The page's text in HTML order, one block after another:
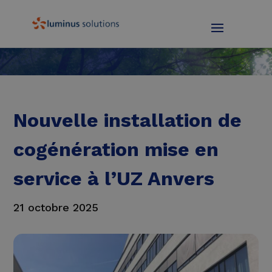
Nouvelle installation de
cogénération mise en
service à l’UZ Anvers
21 octobre 2025